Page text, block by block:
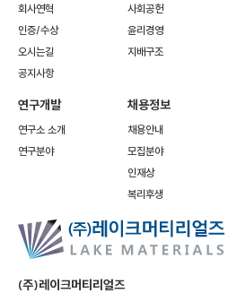
(주)레이크머티리얼즈
회사연혁
인증/수상
오시는길
공지사항
사회공헌
윤리경영
지배구조
연구개발
연구소 소개
연구분야
채용정보
채용안내
모집분야
인재상
복리후생